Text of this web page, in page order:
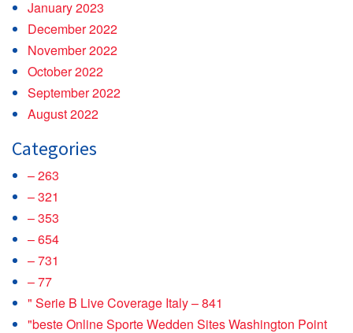
January 2023
December 2022
November 2022
October 2022
September 2022
August 2022
Categories
– 263
– 321
– 353
– 654
– 731
– 77
"️ Serie B Live Coverage Italy – 841
"beste Online Sporte Wedden Sites Washington Point